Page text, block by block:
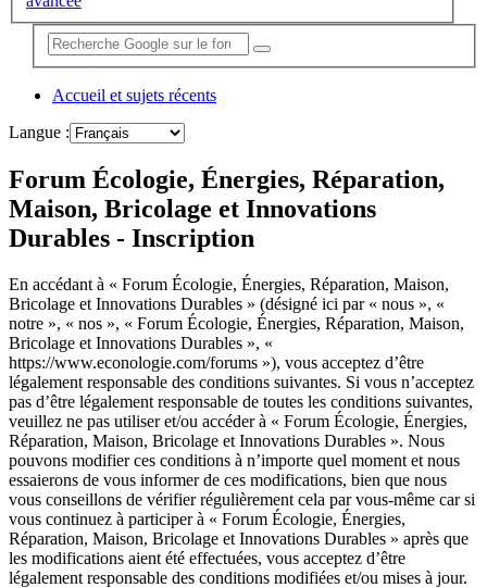
Accueil et sujets récents
Langue :
Forum Écologie, Énergies, Réparation,
Maison, Bricolage et Innovations
Durables - Inscription
En accédant à « Forum Écologie, Énergies, Réparation, Maison,
Bricolage et Innovations Durables » (désigné ici par « nous », «
notre », « nos », « Forum Écologie, Énergies, Réparation, Maison,
Bricolage et Innovations Durables », «
https://www.econologie.com/forums »), vous acceptez d’être
légalement responsable des conditions suivantes. Si vous n’acceptez
pas d’être légalement responsable de toutes les conditions suivantes,
veuillez ne pas utiliser et/ou accéder à « Forum Écologie, Énergies,
Réparation, Maison, Bricolage et Innovations Durables ». Nous
pouvons modifier ces conditions à n’importe quel moment et nous
essaierons de vous informer de ces modifications, bien que nous
vous conseillons de vérifier régulièrement cela par vous-même car si
vous continuez à participer à « Forum Écologie, Énergies,
Réparation, Maison, Bricolage et Innovations Durables » après que
les modifications aient été effectuées, vous acceptez d’être
légalement responsable des conditions modifiées et/ou mises à jour.